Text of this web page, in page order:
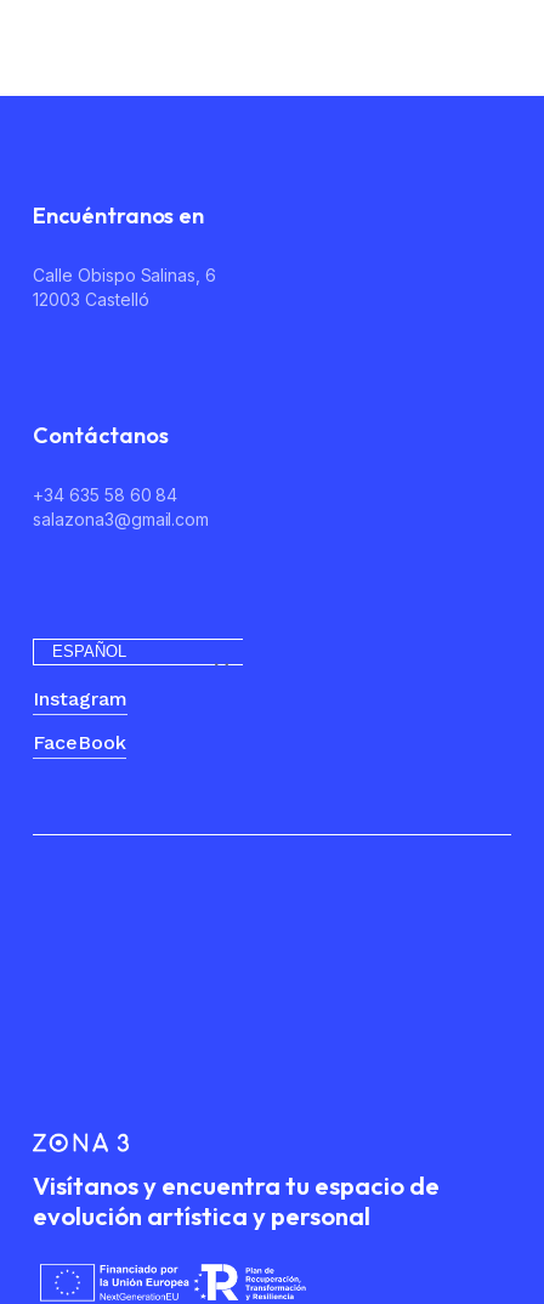
Encuéntranos en
Calle Obispo Salinas, 6
12003 Castelló
Contáctanos
+34 635 58 60 84
salazona3@gmail.com
ESPAÑOL
Instagram
FaceBook
Visítanos y encuentra tu espacio de
evolución artística y personal